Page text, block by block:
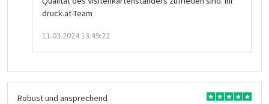
druck.at-Team
11.03.2024 13:49:22
Robust und ansprechend